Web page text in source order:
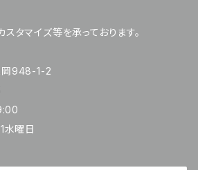
タマイズ等を承っております。
岡948-1-2
水曜日